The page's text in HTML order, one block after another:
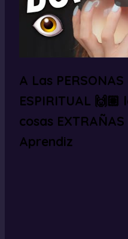
A Las
ESPIRITUAL 🙌🏽
cosas
Aprendiz